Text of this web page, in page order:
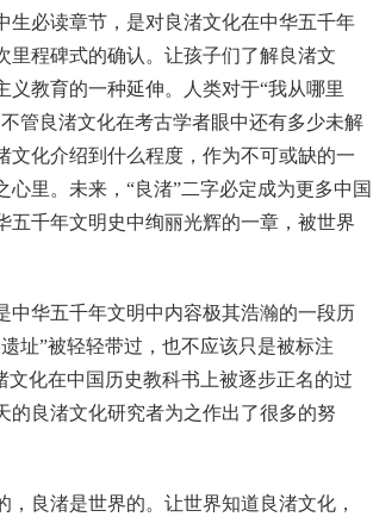
必读章节，是对良渚文化在中华五千年
里程碑式的确认。让孩子们了解良渚文
教育的一种延伸。人类对于“我从哪里
管良渚文化在考古学者眼中还有多少未解
文化介绍到什么程度，作为不可或缺的一
里。未来，“良渚”二字必定成为更多中国
五千年文明史中绚丽光辉的一章，被世界
华五千年文明中内容极其浩瀚的一段历
址”被轻轻带过，也不应该只是被标注
文化在中国历史教科书上被逐步正名的过
的良渚文化研究者为之作出了很多的努
良渚是世界的。让世界知道良渚文化，